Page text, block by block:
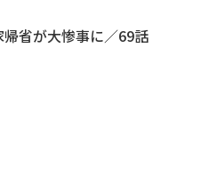
省が大惨事に／69話